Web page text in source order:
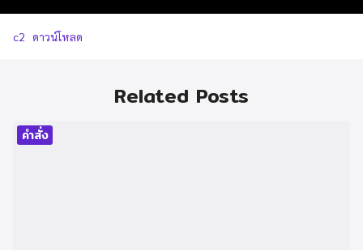
c2 ดาวน์โหลด
Related Posts
คำสั่ง